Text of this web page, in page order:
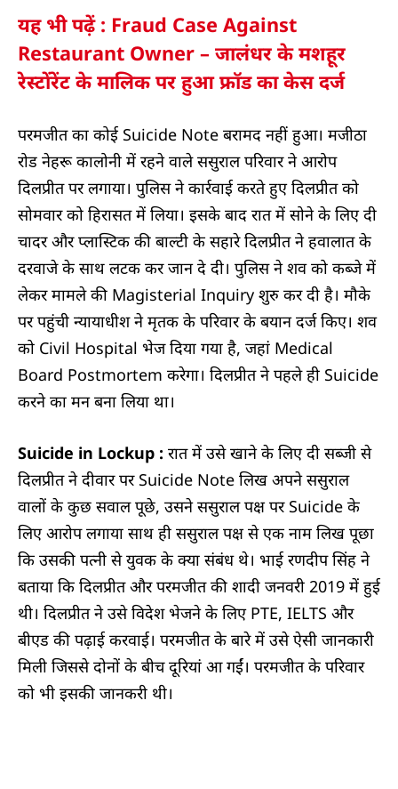
यह भी पढ़ें : Fraud Case Against
Restaurant Owner – जालंधर के मशहूर
रेस्टोंरेंट के मालिक पर हुआ फ्रॉड का केस दर्ज
परमजीत का कोई Suicide Note बरामद नहीं हुआ। मजीठा
रोड नेहरू कालोनी में रहने वाले ससुराल परिवार ने आरोप
दिलप्रीत पर लगाया। पुलिस ने कार्रवाई करते हुए दिलप्रीत को
सोमवार को हिरासत में लिया। इसके बाद रात में सोने के लिए दी
चादर और प्लास्टिक की बाल्टी के सहारे दिलप्रीत ने हवालात के
दरवाजे के साथ लटक कर जान दे दी। पुलिस ने शव को कब्जे में
लेकर मामले की Magisterial Inquiry शुरु कर दी है। मौके
पर पहुंची न्यायाधीश ने मृतक के परिवार के बयान दर्ज किए। शव
को Civil Hospital भेज दिया गया है, जहां Medical
Board Postmortem करेगा। दिलप्रीत ने पहले ही Suicide
करने का मन बना लिया था।
Suicide in Lockup : रात में उसे खाने के लिए दी सब्जी से
दिलप्रीत ने दीवार पर Suicide Note लिख अपने ससुराल
वालों के कुछ सवाल पूछे, उसने ससुराल पक्ष पर Suicide के
लिए आरोप लगाया साथ ही ससुराल पक्ष से एक नाम लिख पूछा
कि उसकी पत्नी से युवक के क्या संबंध थे। भाई रणदीप सिंह ने
बताया कि दिलप्रीत और परमजीत की शादी जनवरी 2019 में हुई
थी। दिलप्रीत ने उसे विदेश भेजने के लिए PTE, IELTS और
बीएड की पढ़ाई करवाई। परमजीत के बारे में उसे ऐसी जानकारी
मिली जिससे दोनों के बीच दूरियां आ गईं। परमजीत के परिवार
को भी इसकी जानकरी थी।